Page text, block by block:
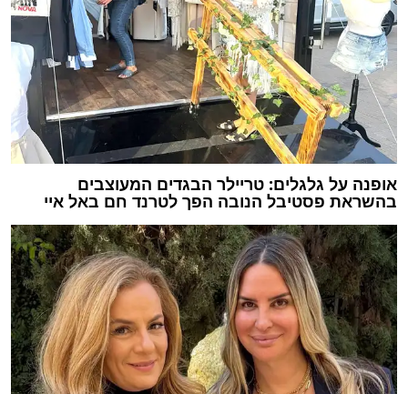
אופנה על גלגלים: טריילר הבגדים המעוצבים
בהשראת פסטיבל הנובה הפך לטרנד חם באל איי